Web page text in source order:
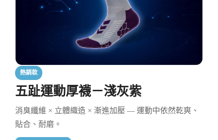
熱銷款
五趾運動厚襪－淺灰紫
消臭纖維 × 立體織造 × 漸進加壓 — 運動中依然乾爽、
貼合、耐磨。